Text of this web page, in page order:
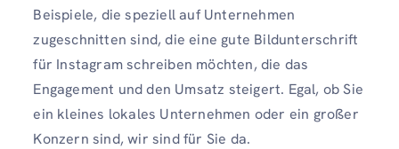
Beispiele, die speziell auf Unternehmen
zugeschnitten sind, die eine gute Bildunterschrift
für Instagram schreiben möchten, die das
Engagement und den Umsatz steigert. Egal, ob Sie
ein kleines lokales Unternehmen oder ein großer
Konzern sind, wir sind für Sie da.